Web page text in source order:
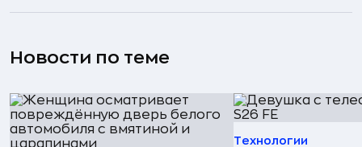
Новости по теме
Технологии